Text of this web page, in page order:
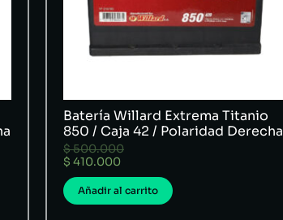
Batería Willard Extrema Titanio
850 / Caja 42 / Polaridad Derecha
$500.000
$ 410.000
Añadir al carrito